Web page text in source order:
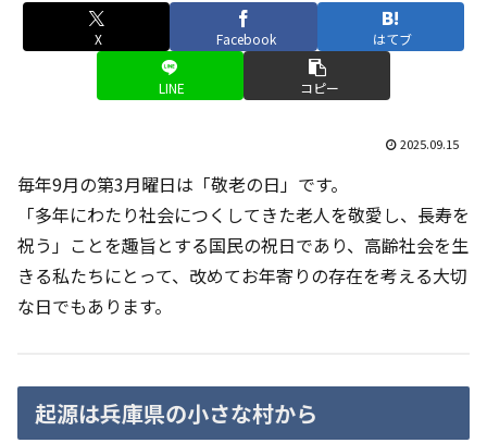
X Facebook はてブ
LINE コピー
2025.09.15
毎年9月の第3月曜日は「敬老の日」です。
「多年にわたり社会につくしてきた老人を敬愛し、長寿を
祝う」ことを趣旨とする国民の祝日であり、高齢社会を生
きる私たちにとって、改めてお年寄りの存在を考える大切
な日でもあります。
起源は兵庫県の小さな村から